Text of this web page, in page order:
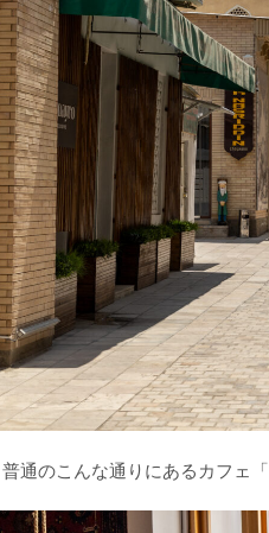
通のこんな通りにあるカフェ「